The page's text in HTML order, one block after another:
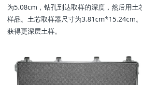
为5.08cm，钻孔到达取样的深度，然后用土
样品。土芯取样器尺寸为3.81cm*15.24cm
获得更深层土样。